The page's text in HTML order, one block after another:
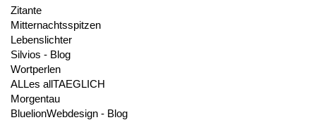
Zitante
Mitternachtsspitzen
Lebenslichter
Silvios - Blog
Wortperlen
ALLes allTAEGLICH
Morgentau
BluelionWebdesign - Blog